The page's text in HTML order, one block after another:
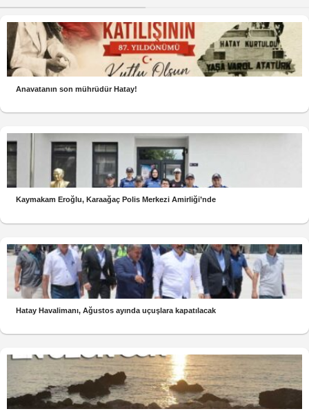
Anavatanın son mührüdür Hatay!
Kaymakam Eroğlu, Karaağaç Polis Merkezi Amirliği’nde
Hatay Havalimanı, Ağustos ayında uçuşlara kapatılacak